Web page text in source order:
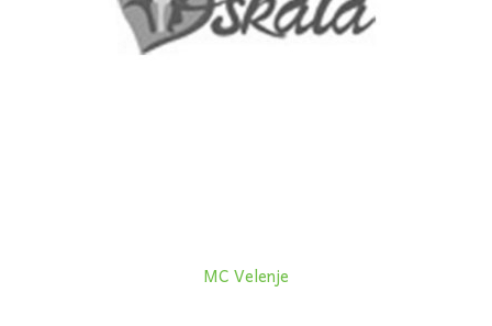
MC Velenje